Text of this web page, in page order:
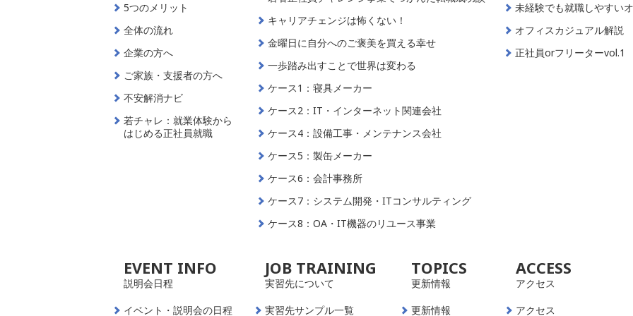
5つのメリット
全体の流れ
企業の方へ
ご家族・支援者の方へ
不安解消ナビ
若チャレ：就業体験から
はじめる正社員就職
キャリアチェンジは怖くない！
金曜日に自分へのご褒美を買える幸せ
一歩踏み出すことで世界は変わる
ケース1：寝具メーカー
ケース2：IT・インターネット関連会社
ケース4：設備工事・メンテナンス会社
ケース5：製缶メーカー
ケース6：会計事務所
ケース7：システム開発・ITコンサルティング
ケース8：OA・IT機器のリユース事業
未経験でも就職しやすい
オフィスカジュアル解説
正社員orフリーターvol.1
EVENT INFO
説明会日程
イベント・説明会の日程
JOB TRAINING
実習先について
実習先サンプル一覧
TOPICS
更新情報
更新情報
ACCESS
アクセス
アクセス